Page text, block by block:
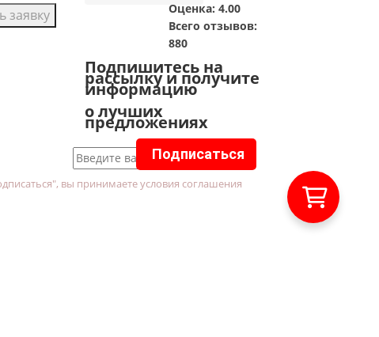
заявку
Оценка: 4.00
Всего отзывов:
880
Подпишитесь на
рассылку и получите
информацию
о лучших
предложениях
вы принимаете условия соглашения
Подписаться